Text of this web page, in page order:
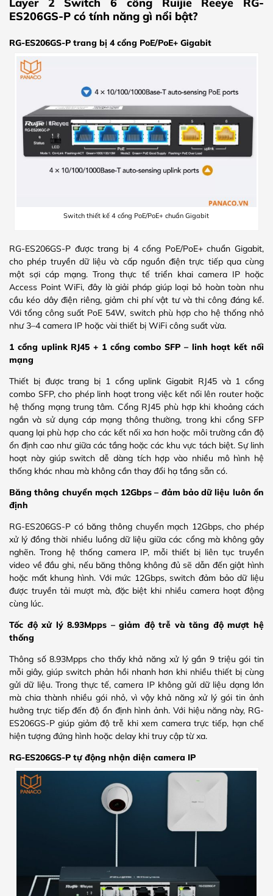
ES206GS-P có tính năng gì nổi bật?
RG-ES206GS-P trang bị 4 cổng PoE/PoE+ Gigabit
Switch thiết kế 4 cổng PoE/PoE+ chuẩn Gigabit
RG-ES206GS-P được trang bị 4 cổng PoE/PoE+ chuẩn Gigabit,
cho phép truyền dữ liệu và cấp nguồn điện trực tiếp qua cùng
một sợi cáp mạng. Trong thực tế triển khai camera IP hoặc
Access Point WiFi, đây là giải pháp giúp loại bỏ hoàn toàn nhu
cầu kéo dây điện riêng, giảm chi phí vật tư và thi công đáng kể.
Với tổng công suất PoE 54W, switch phù hợp cho hệ thống nhỏ
như 3–4 camera IP hoặc vài thiết bị WiFi công suất vừa.
1 cổng uplink RJ45 + 1 cổng combo SFP – linh hoạt kết nối
mạng
Thiết bị được trang bị 1 cổng uplink Gigabit RJ45 và 1 cổng
combo SFP, cho phép linh hoạt trong việc kết nối lên router hoặc
hệ thống mạng trung tâm. Cổng RJ45 phù hợp khi khoảng cách
ngắn và sử dụng cáp mạng thông thường, trong khi cổng SFP
quang lại phù hợp cho các kết nối xa hơn hoặc môi trường cần độ
ổn định cao như giữa các tầng hoặc các khu vực tách biệt. Sự linh
hoạt này giúp switch dễ dàng tích hợp vào nhiều mô hình hệ
thống khác nhau mà không cần thay đổi hạ tầng sẵn có.
Băng thông chuyển mạch 12Gbps – đảm bảo dữ liệu luôn ổn
định
RG-ES206GS-P có băng thông chuyển mạch 12Gbps, cho phép
xử lý đồng thời nhiều luồng dữ liệu giữa các cổng mà không gây
nghẽn. Trong hệ thống camera IP, mỗi thiết bị liên tục truyền
video về đầu ghi, nếu băng thông không đủ sẽ dẫn đến giật hình
hoặc mất khung hình. Với mức 12Gbps, switch đảm bảo dữ liệu
được truyền tải mượt mà, đặc biệt khi nhiều camera hoạt động
cùng lúc.
Tốc độ xử lý 8.93Mpps – giảm độ trễ và tăng độ mượt hệ
thống
Thông số 8.93Mpps cho thấy khả năng xử lý gần 9 triệu gói tin
mỗi giây, giúp switch phản hồi nhanh hơn khi nhiều thiết bị cùng
gửi dữ liệu. Trong thực tế, camera IP không gửi dữ liệu dạng lớn
mà chia thành nhiều gói nhỏ, vì vậy khả năng xử lý gói tin ảnh
hưởng trực tiếp đến độ ổn định hình ảnh. Với hiệu năng này, RG-
ES206GS-P giúp giảm độ trễ khi xem camera trực tiếp, hạn chế
hiện tượng đứng hình hoặc delay khi truy cập từ xa.
RG-ES206GS-P tự động nhận diện camera IP